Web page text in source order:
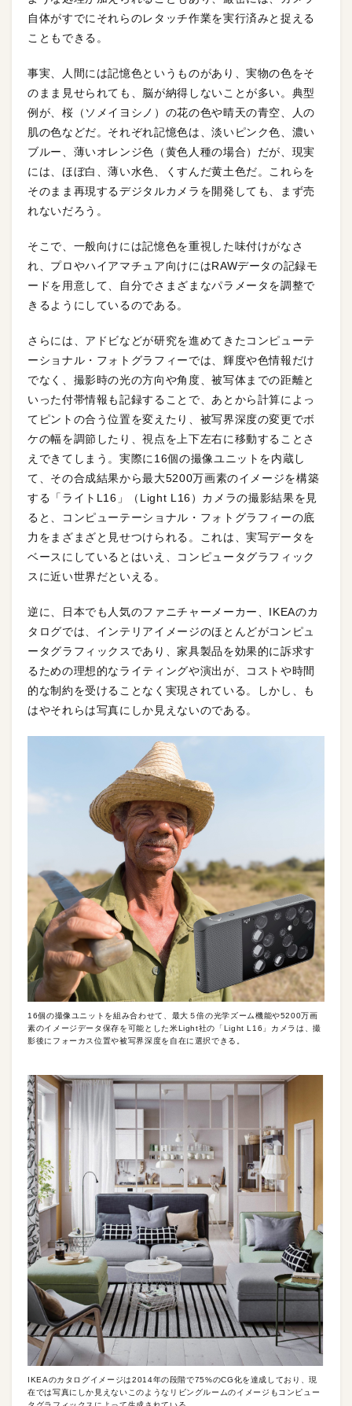
自体がすでにそれらのレタッチ作業を実行済みと捉える
こともできる。
事実、人間には記憶色というものがあり、実物の色をそ
のまま見せられても、脳が納得しないことが多い。典型
例が、桜（ソメイヨシノ）の花の色や晴天の青空、人の
肌の色などだ。それぞれ記憶色は、淡いピンク色、濃い
ブルー、薄いオレンジ色（黄色人種の場合）だが、現実
には、ほぼ白、薄い水色、くすんだ黄土色だ。これらを
そのまま再現するデジタルカメラを開発しても、まず売
れないだろう。
そこで、一般向けには記憶色を重視した味付けがなさ
れ、プロやハイアマチュア向けにはRAWデータの記録モ
ードを用意して、自分でさまざまなパラメータを調整で
きるようにしているのである。
さらには、アドビなどが研究を進めてきたコンピューテ
ーショナル・フォトグラフィーでは、輝度や色情報だけ
でなく、撮影時の光の方向や角度、被写体までの距離と
いった付帯情報も記録することで、あとから計算によっ
てピントの合う位置を変えたり、被写界深度の変更でボ
ケの幅を調節したり、視点を上下左右に移動することさ
えできてしまう。実際に16個の撮像ユニットを内蔵し
て、その合成結果から最大5200万画素のイメージを構築
する「ライトL16」（Light L16）カメラの撮影結果を見
ると、コンピューテーショナル・フォトグラフィーの底
力をまざまざと見せつけられる。これは、実写データを
ベースにしているとはいえ、コンピュータグラフィック
スに近い世界だといえる。
逆に、日本でも人気のファニチャーメーカー、IKEAのカ
タログでは、インテリアイメージのほとんどがコンピュ
ータグラフィックスであり、家具製品を効果的に訴求す
るための理想的なライティングや演出が、コストや時間
的な制約を受けることなく実現されている。しかし、も
はやそれらは写真にしか見えないのである。
16個の撮像ユニットを組み合わせて、最大５倍の光学ズーム機能や5200万画
素のイメージデータ保存を可能とした米Light社の「Light L16」カメラは、撮
影後にフォーカス位置や被写界深度を自在に選択できる。
IKEAのカタログイメージは2014年の段階で75%のCG化を達成しており、現
在では写真にしか見えないこのようなリビングルームのイメージもコンピュー